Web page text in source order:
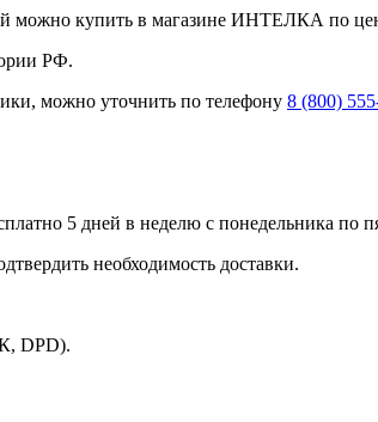
можно купить в магазине ИНТЕЛКА по
РФ.
можно уточнить по телефону 8 (800)
5 дней в неделю с понедельника по
необходимость доставки.
DPD).